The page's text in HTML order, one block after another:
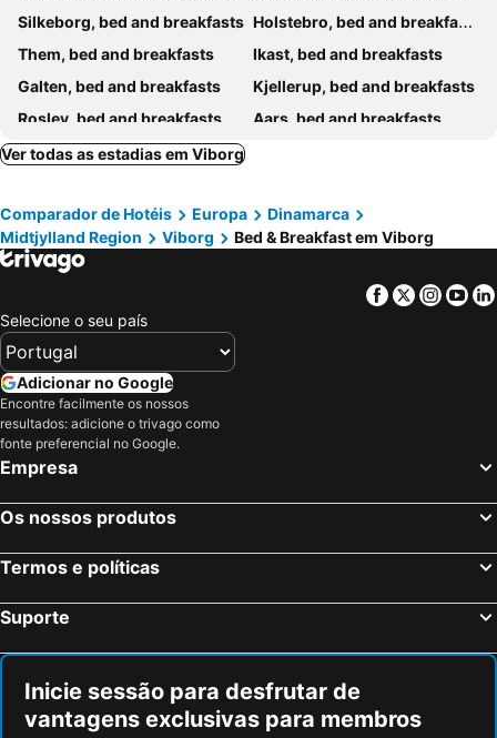
Silkeborg, bed and breakfasts Holstebro, bed and breakfasts
Them, bed and breakfasts
Ikast, bed and breakfasts
Galten, bed and breakfasts
Kjellerup, bed and breakfasts
Roslev, bed and breakfasts
Aars, bed and breakfasts
Skive, bed and breakfasts
Farsø, bed and breakfasts
Vesthimmerland, bed and breakfasts
Ålestrup, bed and breakfasts
Vinderup, bed and breakfasts
Ver todas as estadias em Viborg
Comparador de Hotéis Europa
Dinamarca
Midtjylland Region
Viborg Bed & Breakfast em Viborg
Facebook
Twitter
Selecione o seu país
Adicionar no Google
Encontre facilmente os nossos
resultados: adicione o trivago como
fonte preferencial no Google.
Empresa
Os nossos produtos
Termos e políticas
Suporte
Inicie sessão para desfrutar de
vantagens exclusivas para membros